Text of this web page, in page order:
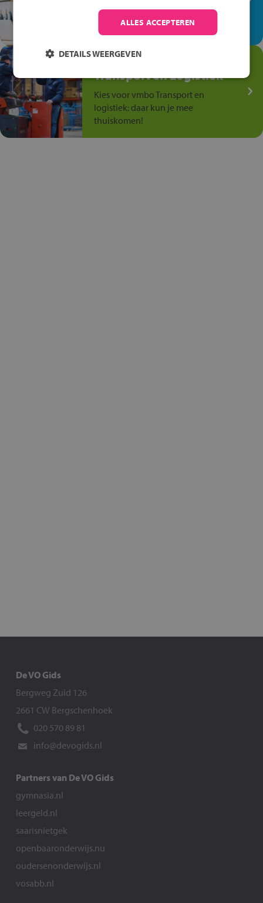
op de winkelvloer, waar elke dag
anders is!
Jouw talent in de
Transport en Logistiek
Kies voor vmbo Transport en
logistiek: daar kun je mee
thuiskomen!
De VO Gids
Bergweg Zuid 126
2661 CW Bergschenhoek
020 570 89 81
info@devogids.nl
Partners van De VO Gids
gymnasia.nl
leergeld.nl
saarisnietgek
openbaaronderwijs.nu
oudersenonderwijs.nl
vosabb.nl
ALLES ACCEPTEREN
DETAILS WEERGEVEN